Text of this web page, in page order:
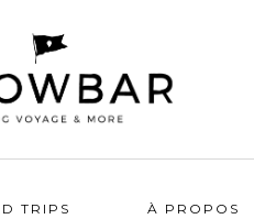
TRIPS À PROPOS